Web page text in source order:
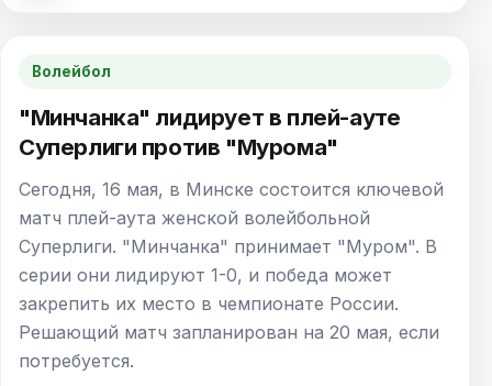
Волейбол
"Минчанка" лидирует в плей-ауте
Суперлиги против "Мурома"
Сегодня, 16 мая, в Минске состоится ключевой
матч плей-аута женской волейбольной
Суперлиги. "Минчанка" принимает "Муром". В
серии они лидируют 1-0, и победа может
закрепить их место в чемпионате России.
Решающий матч запланирован на 20 мая, если
потребуется.